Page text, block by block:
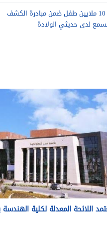
الصحة: فحص أكثر من 10 ملايين طفل ضمن مبادرة الكشف
لدى حديثي الولادة
اللائحة المعدلة لكلية